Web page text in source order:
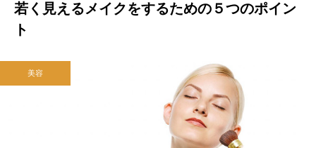
若く見えるメイクをするための５つのポイン
ト
美容